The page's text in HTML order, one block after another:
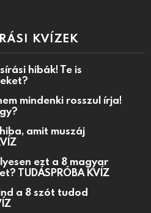
KVÍZEK
hibák! Te is
mindenki rosszul írja!
amit muszáj
ezt a 8 magyar
TUDÁSPRÓBA KVÍZ
a 8 szót tudod